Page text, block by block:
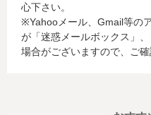
合、これらの情報は当該
る場合があります。当社
らは、ご利用のカード発
を特定することができな
・発行会社の個人情報保
心下さい。
※Yahooメール、Gmail等の
が「迷惑メールボックス」
場合がございますので、ご確